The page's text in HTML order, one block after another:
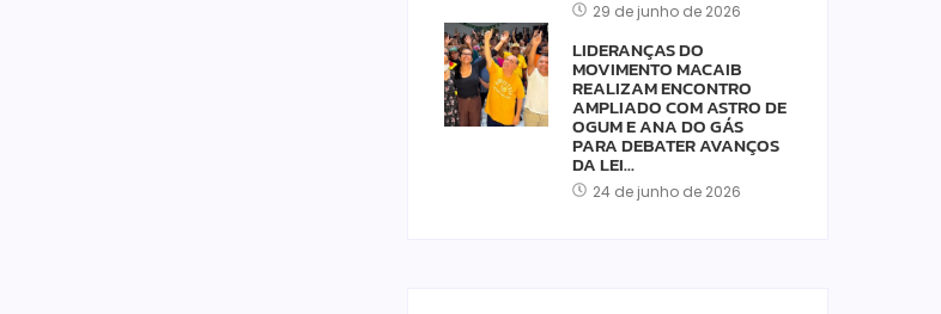
29 de junho de 2026
LIDERANÇAS DO
MOVIMENTO MACAIB
REALIZAM ENCONTRO
AMPLIADO COM ASTRO DE
OGUM E ANA DO GÁS
PARA DEBATER AVANÇOS
DA LEI…
24 de junho de 2026